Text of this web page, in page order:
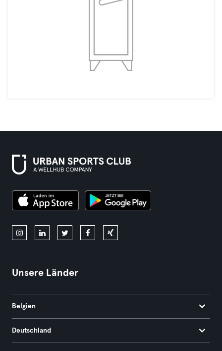
Unsere Länder
Belgien
Deutschland